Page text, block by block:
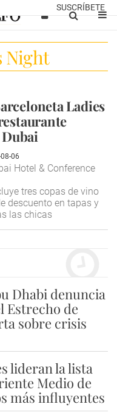
SUSCRÍBETE
Night
Ladies
Dubai
06
Hotel & Conference
tres copas de vino
descuento en tapas y
las chicas
Dhabi denuncia
Estrecho de
sobre crisis
lideran la lista
Medio de
más influyentes